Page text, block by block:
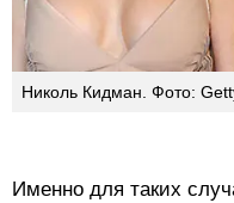
Николь Кидман. Фото:
Именно для таких